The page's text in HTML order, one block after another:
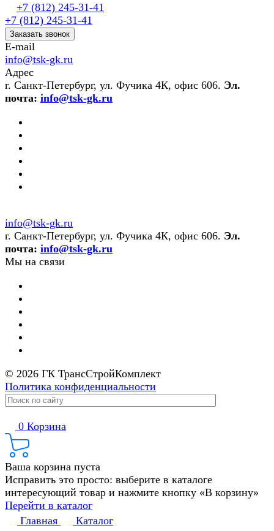
+7 (812) 245-31-41
+7 (812) 245-31-41
Заказать звонок
E-mail
info@tsk-gk.ru
Адрес
г. Санкт-Петербург, ул. Фучика 4К, офис 606. Эл.
почта: info@tsk-gk.ru
info@tsk-gk.ru
г. Санкт-Петербург, ул. Фучика 4К, офис 606. Эл.
почта: info@tsk-gk.ru
Мы на связи
© 2026 ГК ТрансСтройКомплект
Политика конфиденциальности
0 Корзина
Ваша корзина пуста
Исправить это просто: выберите в каталоге
интересующий товар и нажмите кнопку «В корзину»
Перейти в каталог
Главная
Каталог